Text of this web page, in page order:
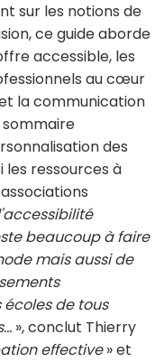
sur les notions de
ce guide aborde
accessible, les
au cœur
la communication
sommaire
des
les ressources à
beaucoup à faire
mais aussi de
de tous
», conclut Thierry
effective» et